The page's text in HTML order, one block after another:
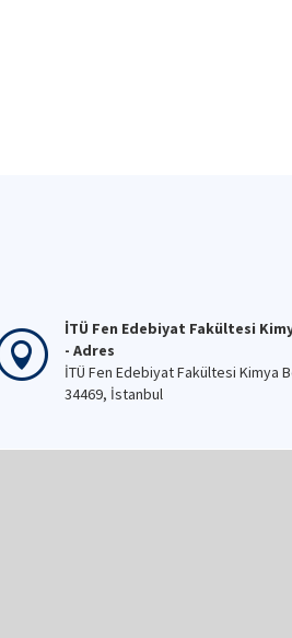
İTÜ Fen Edebiyat Fakültesi
- Adres
İTÜ Fen Edebiyat Fakültesi Kimya
34469, İstanbul